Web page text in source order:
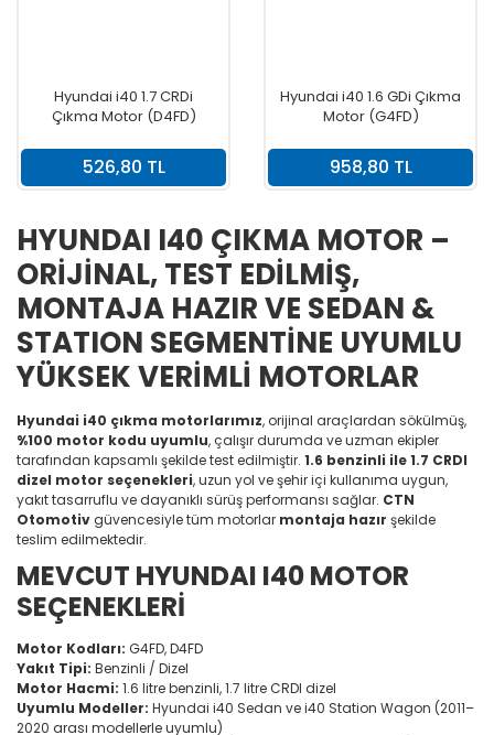
Hyundai i40 1.7 CRDi
Çıkma Motor (D4FD)
526,80 TL
Hyundai i40 1.6 GDi Çıkma
Motor (G4FD)
958,80 TL
HYUNDAI I40 ÇIKMA MOTOR –
ORİJİNAL, TEST EDİLMİŞ,
MONTAJA HAZIR VE SEDAN &
STATION SEGMENTİNE UYUMLU
YÜKSEK VERİMLİ MOTORLAR
Hyundai i40 çıkma motorlarımız, orijinal araçlardan sökülmüş,
%100 motor kodu uyumlu, çalışır durumda ve uzman ekipler
tarafından kapsamlı şekilde test edilmiştir. 1.6 benzinli ile 1.7 CRDI
dizel motor seçenekleri, uzun yol ve şehir içi kullanıma uygun,
yakıt tasarruflu ve dayanıklı sürüş performansı sağlar. CTN
Otomotivgüvencesiyle tüm motorlar montaja hazır şekilde
teslim edilmektedir.
MEVCUT HYUNDAI I40 MOTOR
SEÇENEKLERİ
Motor Kodları: G4FD, D4FD
Yakıt Tipi: Benzinli / Dizel
Motor Hacmi: 1.6 litre benzinli, 1.7 litre CRDI dizel
Uyumlu Modeller: Hyundai i40 Sedan ve i40 Station Wagon (2011–
2020 arası modellerle uyumlu)